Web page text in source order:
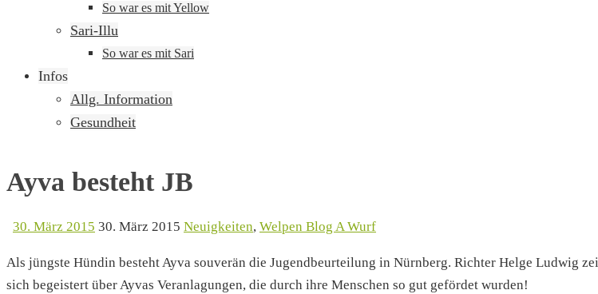
So war es mit Yellow
Sari-Illu
So war es mit Sari
Infos
Allg. Information
Gesundheit
Ayva besteht JB
30. März 2015 30. März 2015 Neuigkeiten, Welpen Blog A Wurf
Als jüngste Hündin besteht Ayva souverän die Jugendbeurteilung in Nürnberg. Richter Helge Ludwig
sich begeistert über Ayvas Veranlagungen, die durch ihre Menschen so gut gefördet wurden!